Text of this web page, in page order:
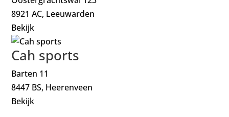
8921 AC, Leeuwarden
Bekijk
Cah sports
Barten 11
8447 BS, Heerenveen
Bekijk